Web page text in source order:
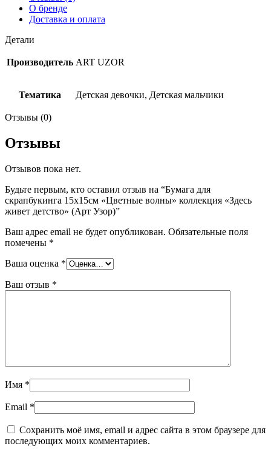
детство»
(Арт
Узор)
О бренде
Доставка и оплата
Детали
Производитель ART UZOR
Тематика Детская девочки, Детская мальчики
Отзывы (0)
Отзывы
Отзывов пока нет.
Будьте первым, кто оставил отзыв на “Бумага для
скрапбукинга 15х15см «Цветные волны» коллекция «Здесь
живет детство» (Арт Узор)”
Ваш адрес email не будет опубликован. Обязательные поля
помечены *
Ваша оценка *
Ваш отзыв *
Имя *
Email *
Сохранить моё имя, email и адрес сайта в этом браузере для
последующих моих комментариев.